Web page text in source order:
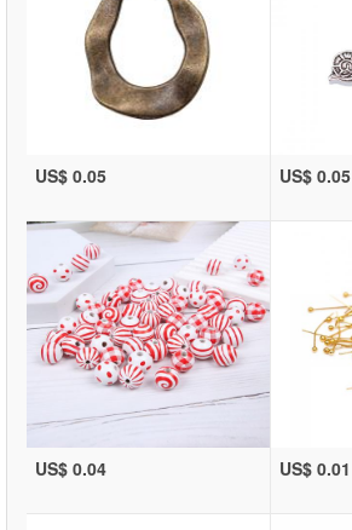
US$ 0.05 US$ 0.05
US$ 0.04 US$ 0.01